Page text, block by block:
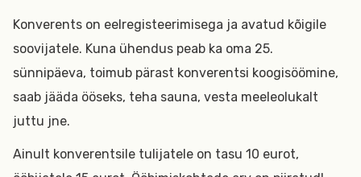
Konverents on eelregisteerimisega ja avatud kõigile
soovijatele. Kuna ühendus peab ka oma 25.
sünnipäeva, toimub pärast konverentsi koogisöömine,
saab jääda ööseks, teha sauna, vesta meeleolukalt
juttu jne.
Ainult konverentsile tulijatele on tasu 10 eurot,